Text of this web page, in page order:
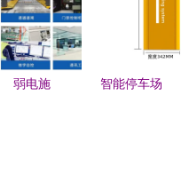
决方案
弱电施
智能停车场